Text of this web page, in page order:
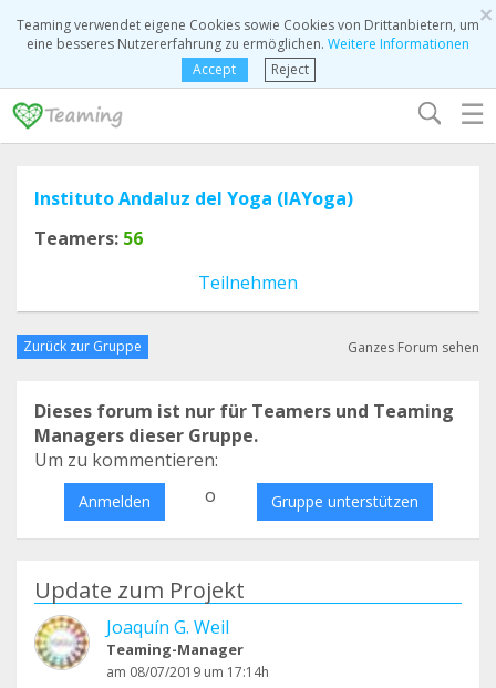
×
Teaming verwendet eigene Cookies sowie Cookies von Drittanbietern, um
eine besseres Nutzererfahrung zu ermöglichen. Weitere Informationen
Accept
Reject
☰
Instituto Andaluz del Yoga (IAYoga)
Teamers: 56
Teilnehmen
Zurück zur Gruppe Ganzes Forum sehen
Dieses forum ist nur für Teamers und Teaming
Managers dieser Gruppe.
Um zu kommentieren:
Anmelden o Gruppe unterstützen
Update zum Projekt
Joaquín G. Weil
Teaming-Manager
am 08/07/2019 um 17:14h